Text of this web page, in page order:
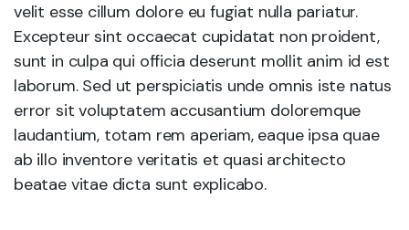
velit esse cillum dolore eu fugiat nulla pariatur.
Excepteur sint occaecat cupidatat non proident,
sunt in culpa qui officia deserunt mollit anim id est
laborum. Sed ut perspiciatis unde omnis iste natus
error sit voluptatem accusantium doloremque
laudantium, totam rem aperiam, eaque ipsa quae
ab illo inventore veritatis et quasi architecto
beatae vitae dicta sunt explicabo.